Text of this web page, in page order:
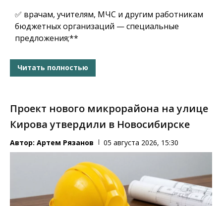
✅ врачам, учителям, МЧС и другим работникам
бюджетных организаций — специальные
предложения;**
Читать полностью
Проект нового микрорайона на улице
Кирова утвердили в Новосибирске
Автор: Артем Рязанов 05 августа 2026, 15:30